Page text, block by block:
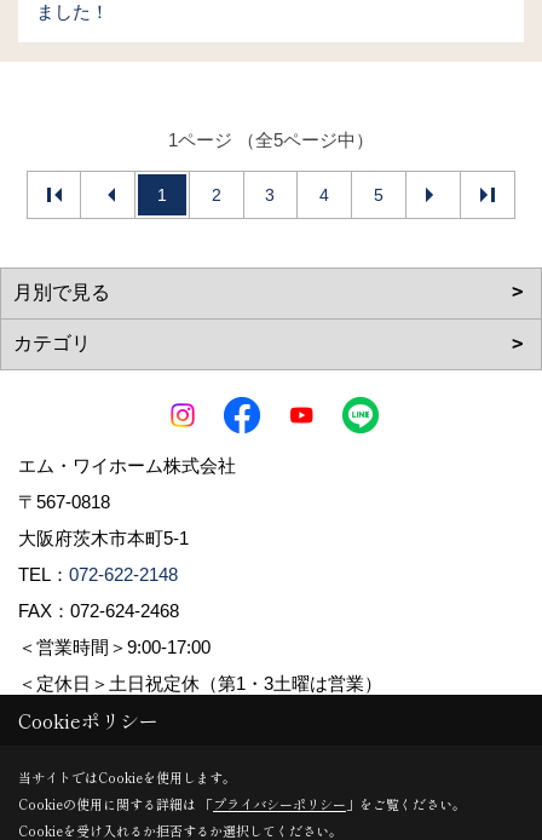
ました！
1ページ （全5ページ中）
1 2 3 4 5
エム・ワイホーム株式会社
〒567-0818
大阪府茨木市本町5-1
TEL： 072-622-2148
FAX：072-624-2468
＜営業時間＞9:00-17:00
＜定休日＞土日祝定休（第1・3土曜は営業）
Copyright (c) pacube publishing Co.,LTD. All Rights Reserved.
Produced byゴデスクリエイト
Cookieポリシー
当サイトではCookieを使用します。
Cookieの使用に関する詳細は 「プライバシーポリシー 」をご覧ください。
Cookieを受け入れるか拒否するか選択してください。